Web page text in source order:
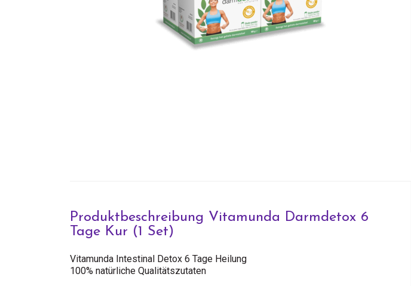
Produktbeschreibung Vitamunda Darmdetox 6
Tage Kur (1 Set)
Vitamunda Intestinal Detox 6 Tage Heilung
100% natürliche Qualitätszutaten